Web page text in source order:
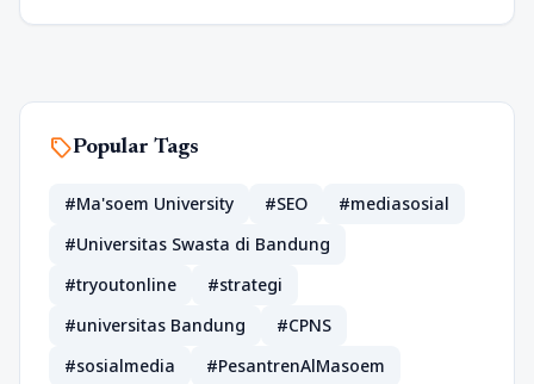
sellPopular Tags
#Ma'soem University #SEO
#mediasosial
#Universitas Swasta di Bandung
#tryoutonline
#strategi
#universitas Bandung
#CPNS
#sosialmedia
#PesantrenAlMasoem